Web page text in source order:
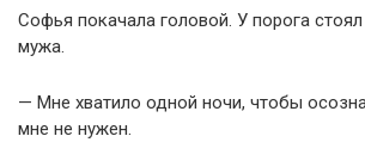
Софья покачала головой. У порога
мужа.
— Мне хватило одной ночи, чтобы
мне не нужен.